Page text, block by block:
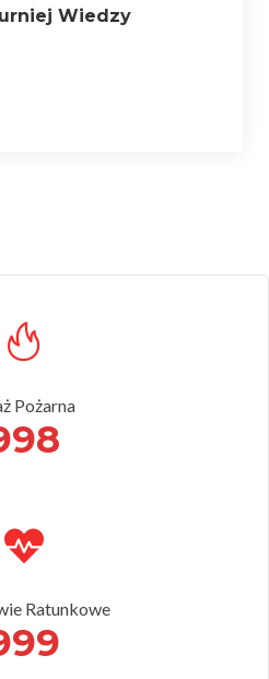
Wiedzy
Pożarna
Ratunkowe